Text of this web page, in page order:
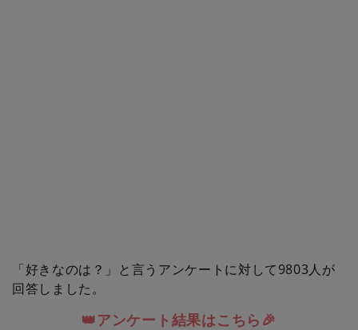
「好きなのは？」と言うアンケートに対して9803人が
回答しました。
👑アンケート結果はこちら🎉